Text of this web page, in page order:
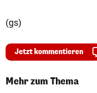
(gs)
Jetzt kommentieren
Mehr zum Thema